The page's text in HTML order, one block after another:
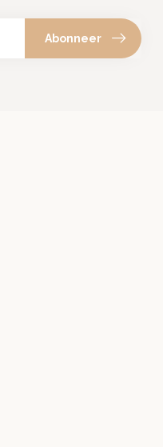
Abonneer